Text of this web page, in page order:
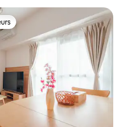
les plus appréciés